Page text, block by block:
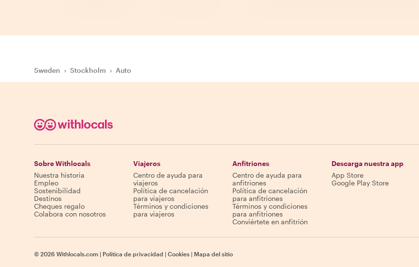
Sweden › Stockholm › Auto
Sobre Withlocals
Nuestra historia
Empleo
Sostenibilidad
Destinos
Cheques regalo
Colabora con nosotros
Viajeros
Centro de ayuda para
viajeros
Política de cancelación
para viajeros
Términos y condiciones
para viajeros
Anfitriones
Centro de ayuda para
anfitriones
Política de cancelación
para anfitriones
Términos y condiciones
para anfitriones
Conviértete en anfitrión
Descarga nuestra app
App Store
Google Play Store
© 2026 Withlocals.com | Política de privacidad | Cookies | Mapa del sitio